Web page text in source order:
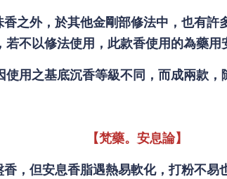
之外，於其他金剛部修法中，也有許
若不以修法使用，此款香使用的為藥
使用之基底沉香等級不同，而成兩款，
【梵藥。安息論】
，但安息香脂遇熱易軟化，打粉不